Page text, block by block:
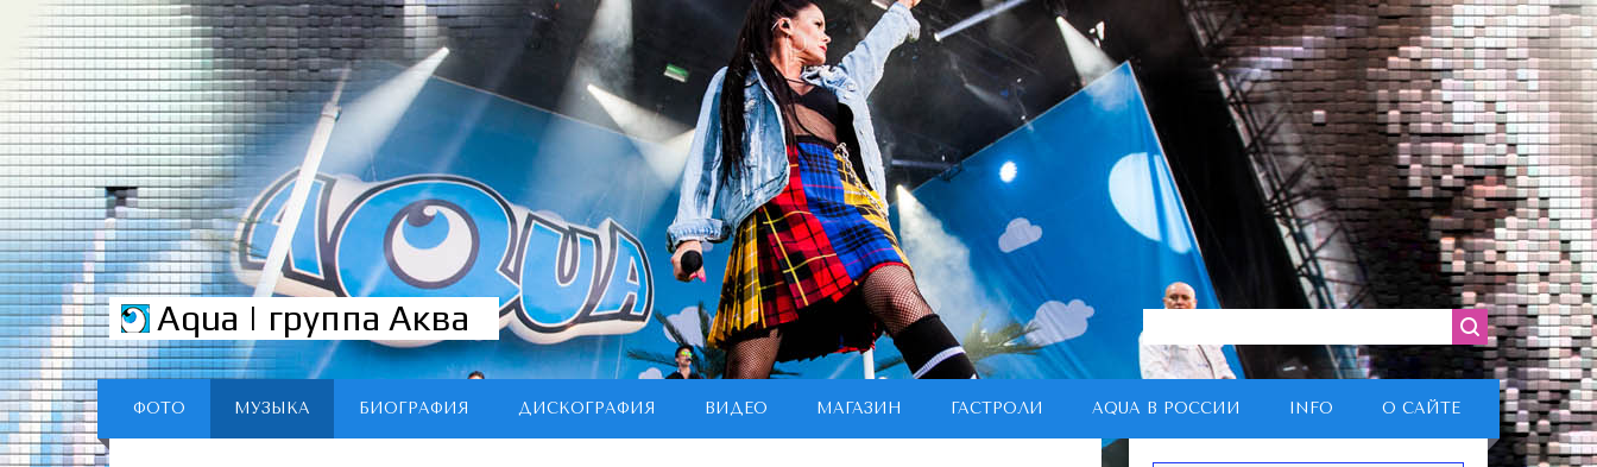
Aqua | группа Аква
ФОТО МУЗЫКА БИОГРАФИЯ ДИСКОГРАФИЯ ВИДЕО МАГАЗИН ГАСТРОЛИ AQUA В РОССИИ INFO О САЙТЕ